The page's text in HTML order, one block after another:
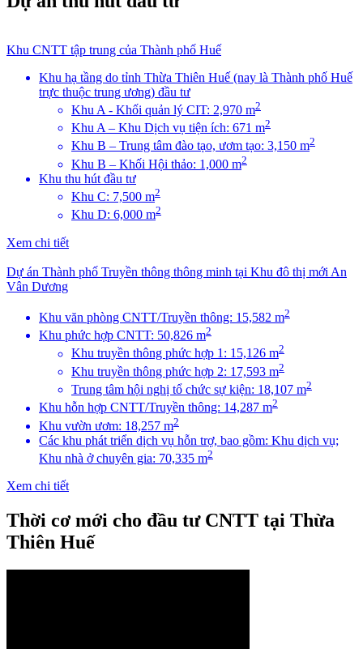
Khu CNTT tập trung của Thành phố Huế
Khu hạ tầng do tỉnh Thừa Thiên Huế (nay là Thành phố Huế
trực thuộc trung ương) đầu tư
Khu A - Khối quản lý CIT: 2,970 m2
Khu A – Khu Dịch vụ tiện ích: 671 m2
Khu B – Trung tâm đào tạo, ươm tạo: 3,150 m2
Khu B – Khối Hội thảo: 1,000 m2
Khu thu hút đầu tư
Khu C: 7,500 m2
Khu D: 6,000 m2
Xem chi tiết
Dự án Thành phố Truyền thông thông minh tại Khu đô thị mới An
Vân Dương
Khu văn phòng CNTT/Truyền thông: 15,582 m2
Khu phức hợp CNTT: 50,826 m2
Khu truyền thông phức hợp 1: 15,126 m2
Khu truyền thông phức hợp 2: 17,593 m2
Trung tâm hội nghị tổ chức sự kiện: 18,107 m2
Khu hỗn hợp CNTT/Truyền thông: 14,287 m2
Khu vườn ươm: 18,257 m2
Các khu phát triển dịch vụ hỗn trợ, bao gồm: Khu dịch vụ;
Khu nhà ở chuyên gia: 70,335 m2
Xem chi tiết
Thời cơ mới cho đầu tư CNTT tại Thừa
Thiên Huế